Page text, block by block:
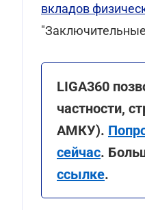
вкладов
LIGA360
частности,
АМКУ).
сейчас.
ссылке.